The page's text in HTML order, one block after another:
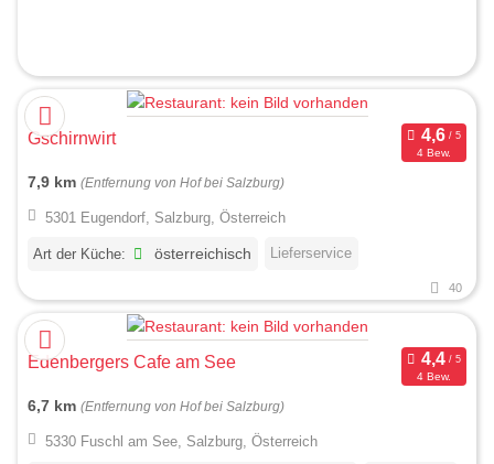
Gschirnwirt
4 Bew.
7,9 km (Entfernung von Hof bei Salzburg)
5301 Eugendorf, Salzburg, Österreich
Art der Küche: österreichisch Lieferservice
40
Edenbergers Cafe am See
4 Bew.
6,7 km (Entfernung von Hof bei Salzburg)
5330 Fuschl am See, Salzburg, Österreich